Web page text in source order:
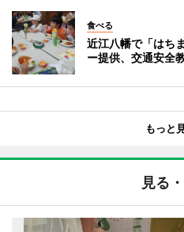
食べる
近江八幡で「はち
ー提供、交通安全
もっと
見る